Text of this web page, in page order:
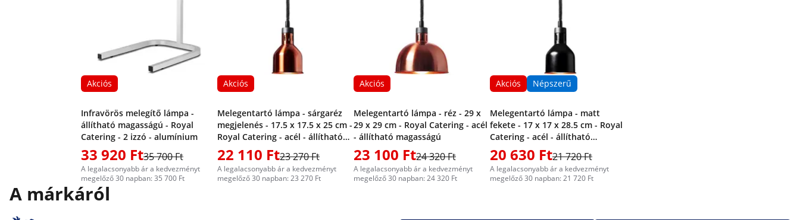
Akciós
Infravörös melegítő lámpa -
állítható magasságú - Royal
Catering - 2 izzó - alumínium
33 920 Ft35 700 Ft
A legalacsonyabb ár a kedvezményt
megelőző 30 napban: 35 700 Ft
Akciós
Melegentartó lámpa - sárgaréz
megjelenés - 17.5 x 17.5 x 25 cm -
Royal Catering - acél - állítható
magasságú
22 110 Ft23 270 Ft
A legalacsonyabb ár a kedvezményt
megelőző 30 napban: 23 270 Ft
Akciós
Melegentartó lámpa - réz - 29 x
29 x 29 cm - Royal Catering - acél
- állítható magasságú
23 100 Ft24 320 Ft
A legalacsonyabb ár a kedvezményt
megelőző 30 napban: 24 320 Ft
Akciós Népszerű
Melegentartó lámpa - matt
fekete - 17 x 17 x 28.5 cm - Royal
Catering - acél - állítható
magasságú
20 630 Ft21 720 Ft
A legalacsonyabb ár a kedvezményt
megelőző 30 napban: 21 720 Ft
A márkáról